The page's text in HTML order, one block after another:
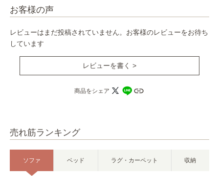
売れ筋ランキング
ソファ ベッド ラグ・カーペット 収納
お客様の声
レビューはまだ投稿されていません。お客様のレビューをお待ち
しています
レビューを書く >
商品をシェア